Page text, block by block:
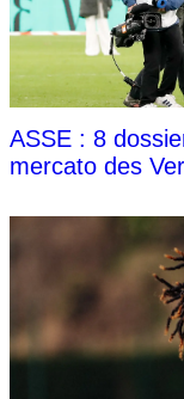
ASSE : 8
mercato des